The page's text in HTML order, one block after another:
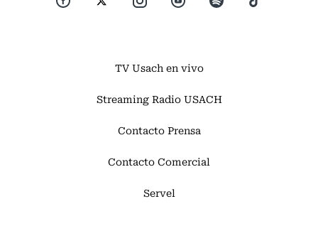
TV Usach en vivo
Streaming Radio USACH
Contacto Prensa
Contacto Comercial
Servel